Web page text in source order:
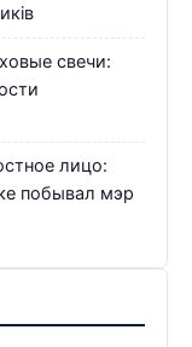
свечи:
лицо:
побывал мэр